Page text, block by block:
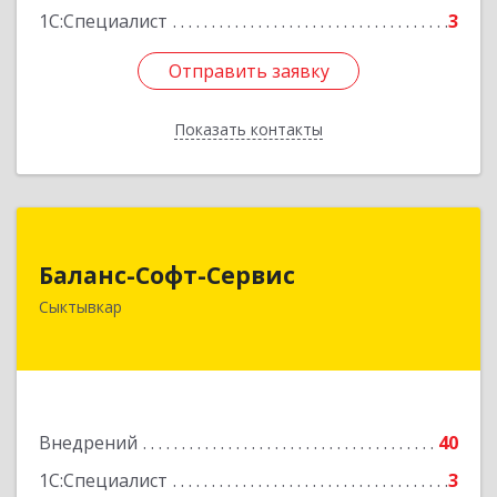
1С:Специалист
3
Отправить заявку
Показать контакты
Отправить заявку
Назад
Баланс-Софт-Сервис
Сыктывкар
Внедрений
40
1С:Специалист
3
167000, Коми Респ, Сыктывкар г, Первомайская
Подробнее